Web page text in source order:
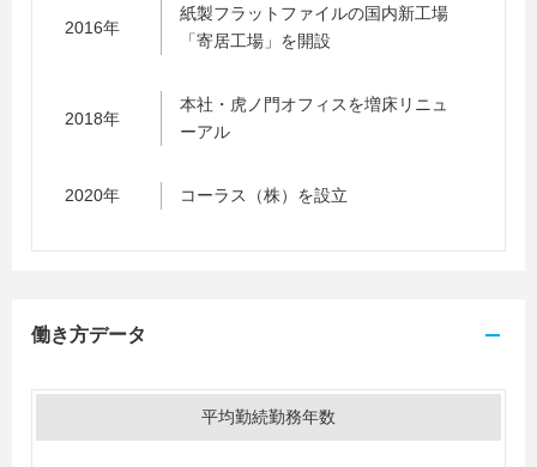
2016年
紙製フラットファイルの国内新工場
「寄居工場」を開設
2018年
本社・虎ノ門オフィスを増床リニュ
ーアル
2020年 コーラス（株）を設立
働き方データ
平均勤続勤務年数